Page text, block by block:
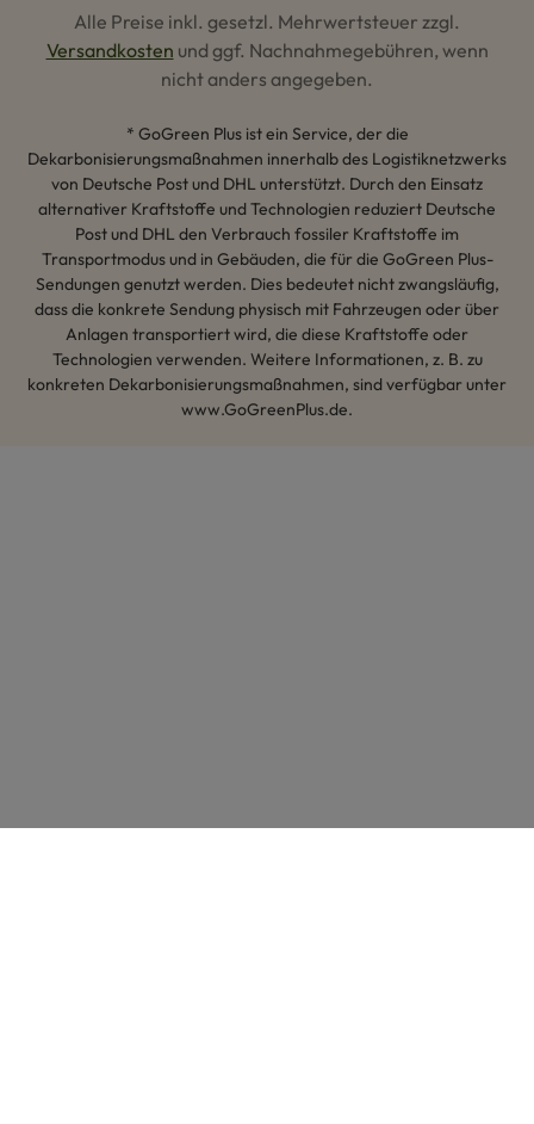
Alle Preise inkl. gesetzl. Mehrwertsteuer zzgl.
Versandkosten und ggf. Nachnahmegebühren, wenn
nicht anders angegeben.
* GoGreen Plus ist ein Service, der die
Dekarbonisierungsmaßnahmen innerhalb des Logistiknetzwerks
von Deutsche Post und DHL unterstützt. Durch den Einsatz
alternativer Kraftstoffe und Technologien reduziert Deutsche
Post und DHL den Verbrauch fossiler Kraftstoffe im
Transportmodus und in Gebäuden, die für die GoGreen Plus-
Sendungen genutzt werden. Dies bedeutet nicht zwangsläufig,
dass die konkrete Sendung physisch mit Fahrzeugen oder über
Anlagen transportiert wird, die diese Kraftstoffe oder
Technologien verwenden. Weitere Informationen, z. B. zu
konkreten Dekarbonisierungsmaßnahmen, sind verfügbar unter
www.GoGreenPlus.de.